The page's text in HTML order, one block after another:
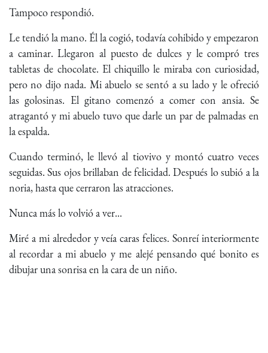
Tampoco respondió.
Le tendió la mano. Él la cogió, todavía cohibido y empezaron
a caminar. Llegaron al puesto de dulces y le compró tres
tabletas de chocolate. El chiquillo le miraba con curiosidad,
pero no dijo nada. Mi abuelo se sentó a su lado y le ofreció
las golosinas. El gitano comenzó a comer con ansia. Se
atragantó y mi abuelo tuvo que darle un par de palmadas en
la espalda.
Cuando terminó, le llevó al tiovivo y montó cuatro veces
seguidas. Sus ojos brillaban de felicidad. Después lo subió a la
noria, hasta que cerraron las atracciones.
Nunca más lo volvió a ver...
Miré a mi alrededor y veía caras felices. Sonreí interiormente
al recordar a mi abuelo y me alejé pensando qué bonito es
dibujar una sonrisa en la cara de un niño.